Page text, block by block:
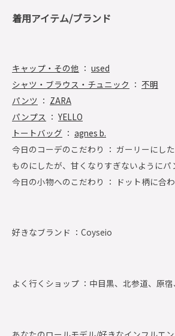
着用アイテム/ブランド
キャップ・その他 ： used
シャツ・ブラウス・チュニック ： 不明
パンツ ： ZARA
パンプス ： YELLO
トートバッグ ： agnes b.
今日のコーデのこだわり ： ガーリーにし
ものにしたが、甘くなりすぎないように
今日の小物へのこだわり ： ドット柄に合
好きなブランド ： Coyseio
よく行くショップ ： 中目黒、北参道、原